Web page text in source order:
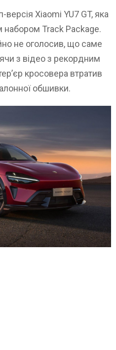
Xiaomi YU7 GT, яка
набором Track Package.
не оголосив, що саме
з відео з рекордним
кросовера втратив
обшивки.